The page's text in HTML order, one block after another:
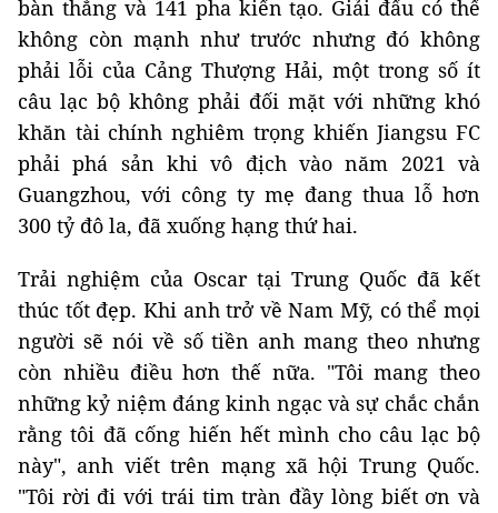
bàn thắng và 141 pha kiến ​​tạo. Giải đấu có thể
không còn mạnh như trước nhưng đó không
phải lỗi của Cảng Thượng Hải, một trong số ít
câu lạc bộ không phải đối mặt với những khó
khăn tài chính nghiêm trọng khiến Jiangsu FC
phải phá sản khi vô địch vào năm 2021 và
Guangzhou, với công ty mẹ đang thua lỗ hơn
300 tỷ đô la, đã xuống hạng thứ hai.
Trải nghiệm của Oscar tại Trung Quốc đã kết
thúc tốt đẹp. Khi anh trở về Nam Mỹ, có thể mọi
người sẽ nói về số tiền anh mang theo nhưng
còn nhiều điều hơn thế nữa. "Tôi mang theo
những kỷ niệm đáng kinh ngạc và sự chắc chắn
rằng tôi đã cống hiến hết mình cho câu lạc bộ
này", anh viết trên mạng xã hội Trung Quốc.
"Tôi rời đi với trái tim tràn đầy lòng biết ơn và